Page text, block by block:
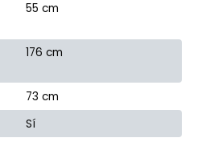
55 cm
176 cm
73 cm
Sí